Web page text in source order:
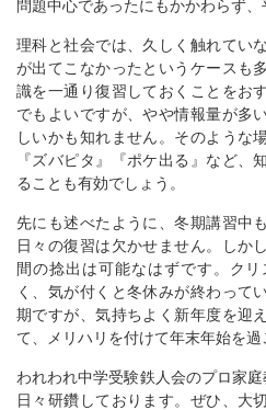
問題中心であったにもかかわらず、
理科と社会では、久しく触れてい
が出てこなかったというケースも
識を一通り復習しておくことをお
でもよいですが、やや情報量が多
しいかも知れません。そのような
『ズバピタ』『ポケ出る』など、
ることも有効でしょう。
先にも述べたように、冬期講習中
日々の復習は欠かせません。しか
間の捻出は可能なはずです。ク
く、気が付くと冬休みが終わって
期ですが、気持ちよく新年度を迎
て、メリハリを付けて年末年始を過
われわれ中学受験鉄人会のプロ家
日々研鑽しております。ぜひ、大